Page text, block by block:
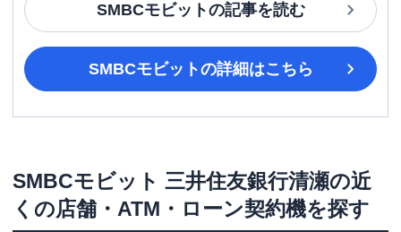
SMBCモビットの記事を読む
SMBCモビットの詳細はこちら
SMBCモビット 三井住友銀行清瀬の近
くの店舗・ATM・ローン契約機を探す